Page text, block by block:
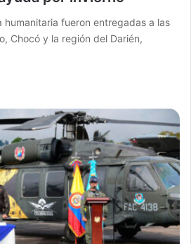
humanitaria fueron entregadas a las
Chocó y la región del Darién,